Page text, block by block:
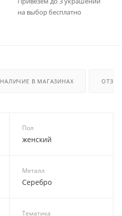
на выбор бесплатно
НАЛИЧИЕ В МАГАЗИНАХ
Пол
женский
Металл
Серебро
Тематика